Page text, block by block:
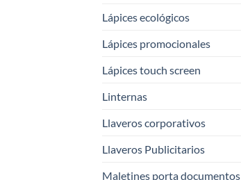
Lápices ecológicos
Lápices promocionales
Lápices touch screen
Linternas
Llaveros corporativos
Llaveros Publicitarios
Maletines porta documentos